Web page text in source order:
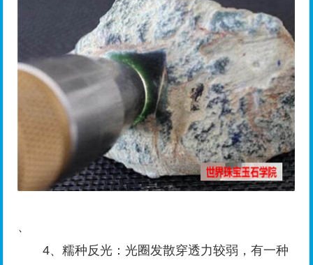
、
4、糯种反光：光圈发散穿透力较弱，有一种